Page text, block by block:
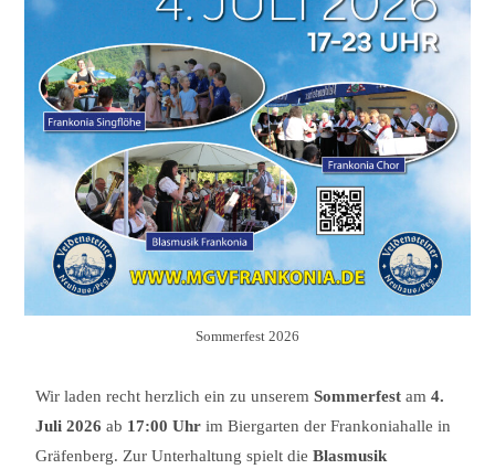
Sommerfest 2026
Wir laden recht herzlich ein zu unseremSommerfest am4.
Juli 2026 ab 17:00 Uhr im Biergarten der Frankoniahalle in
Gräfenberg. Zur Unterhaltung spielt dieBlasmusik